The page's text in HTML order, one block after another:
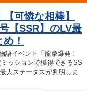
可憐な相棒】
【SSR】のLV最
！
語イベント「龍拳爆発！
ッションで獲得できるSS
大ステータスが判明しま